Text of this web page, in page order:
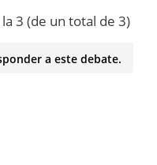
3 (de un total de 3)
a este debate.